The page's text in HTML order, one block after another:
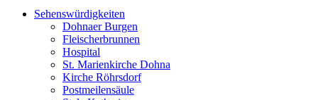
Sehenswürdigkeiten
Dohnaer Burgen
Fleischerbrunnen
Hospital
St. Marienkirche Dohna
Kirche Röhrsdorf
Postmeilensäule